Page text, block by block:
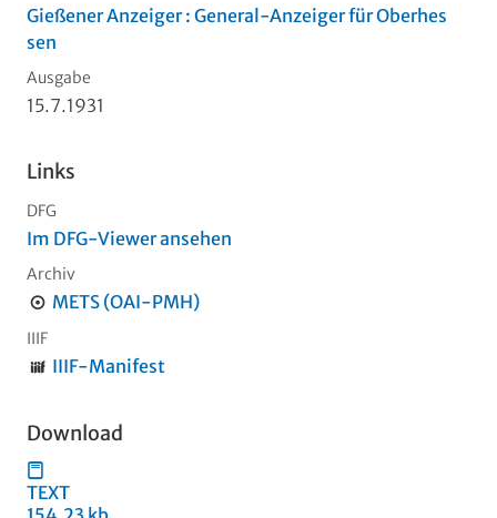
Gießener Anzeiger : General-Anzeiger für Oberhes
sen
Ausgabe
15.7.1931
Links
DFG
Im DFG-Viewer ansehen
Archiv
METS (OAI-PMH)
IIIF
IIIF-Manifest
Download
TEXT